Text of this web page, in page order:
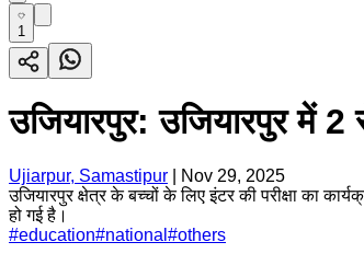
1
उजियारपुर: उजियारपुर में
Ujiarpur, Samastipur
Nov 29, 2025
उजियारपुर क्षेत्र के बच्चों के लिए इंटर की परीक्षा का
हो गई है।
#education#national #others